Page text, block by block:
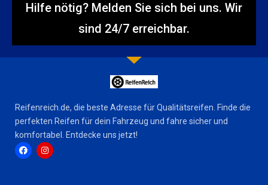
Hilfe nötig? Melden Sie sich bei uns. Wir
sind 24/7 erreichbar.
Reifenreich.de, die beste Adresse für Qualitätsreifen. Finde die
perfekten Reifen für dein Fahrzeug und fahre sicher und
komfortabel. Entdecke uns jetzt!